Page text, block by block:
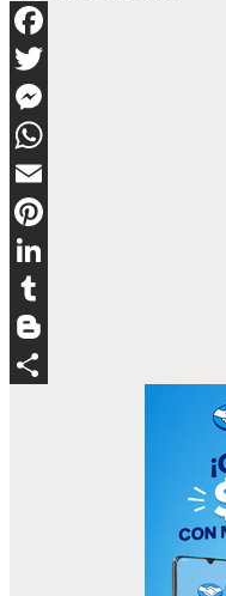
Facebook
Twitter
Messenger
WhatsApp
Email
Pinterest
LinkedIn
Tumblr
Blogger